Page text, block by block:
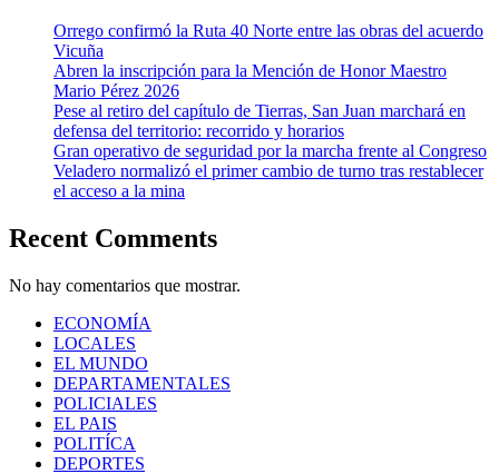
Orrego confirmó la Ruta 40 Norte entre las obras del acuerdo
Vicuña
Abren la inscripción para la Mención de Honor Maestro
Mario Pérez 2026
Pese al retiro del capítulo de Tierras, San Juan marchará en
defensa del territorio: recorrido y horarios
Gran operativo de seguridad por la marcha frente al Congreso
Veladero normalizó el primer cambio de turno tras restablecer
el acceso a la mina
Recent Comments
No hay comentarios que mostrar.
ECONOMÍA
LOCALES
EL MUNDO
DEPARTAMENTALES
POLICIALES
EL PAIS
POLITÍCA
DEPORTES